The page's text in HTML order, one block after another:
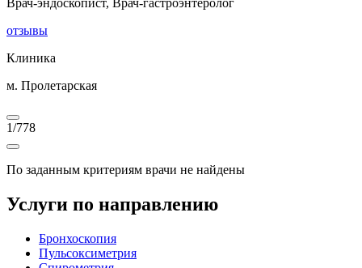
Врач-эндоскопист, Врач-гастроэнтеролог
отзывы
Клиника
м. Пролетарская
1/778
По заданным критериям врачи не найдены
Услуги по направлению
Бронхоскопия
Пульсоксиметрия